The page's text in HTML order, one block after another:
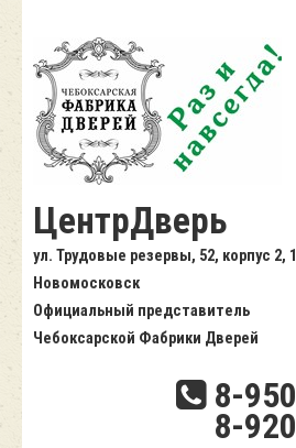
ЦентрДверь
ул. Трудовые резервы, 52, корпус 2,
Новомосковск
Официальный представитель
Чебоксарской Фабрики Дверей
8-
8-